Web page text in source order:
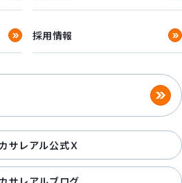
採用情報
カサレアル公式Ｘ